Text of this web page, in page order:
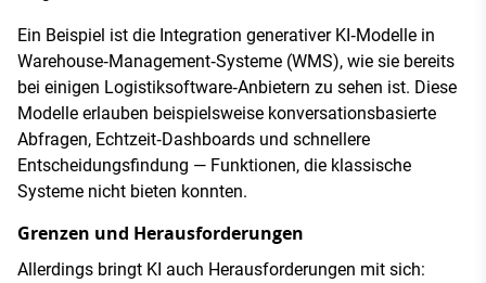
Ein Beispiel ist die Integration generativer KI‑Modelle in
Warehouse‑Management‑Systeme (WMS), wie sie bereits
bei einigen Logistiksoftware‑Anbietern zu sehen ist. Diese
Modelle erlauben beispielsweise konversationsbasierte
Abfragen, Echtzeit‑Dashboards und schnellere
Entscheidungsfindung — Funktionen, die klassische
Systeme nicht bieten konnten.
Grenzen und Herausforderungen
Allerdings bringt KI auch Herausforderungen mit sich: